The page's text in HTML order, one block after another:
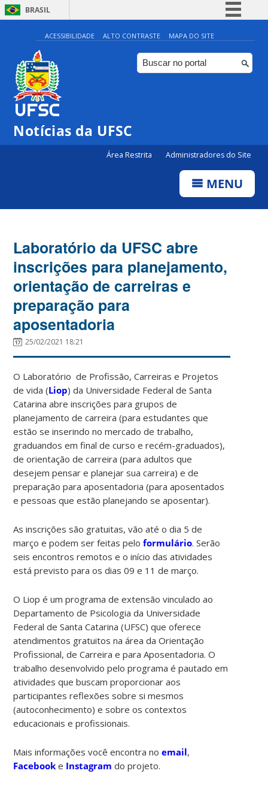
BRASIL
Simplifique!
Comunica BR
Participe
ACESSIBILIDADE ALTO CONTRASTE MAPA DO SITE
Notícias da UFSC
Área Restrita Administradores do Site
MENU
Laboratório da UFSC abre
inscrições para planejamento,
orientação de carreiras e
preparação para
aposentadoria
25/02/2021 18:21
O Laboratório de Profissão, Carreiras e Projetos
de vida (Liop) da Universidade Federal de Santa
Catarina abre inscrições para grupos de
planejamento de carreira (para estudantes que
estão se inserindo no mercado de trabalho,
graduandos em final de curso e recém-graduados),
de orientação de carreira (para adultos que
desejem pensar e planejar sua carreira) e de
preparação para aposentadoria (para aposentados
e pessoas que estão planejando se aposentar).
As inscrições são gratuitas, vão até o dia 5 de
março e podem ser feitas peloformulário. Serão
seis encontros remotos e o início das atividades
está previsto para os dias 09 e 11 de março.
O Liop é um programa de extensão vinculado ao
Departamento de Psicologia da Universidade
Federal de Santa Catarina (UFSC) que oferece
atendimentos gratuitos na área da Orientação
Profissional, de Carreira e para Aposentadoria. O
trabalho desenvolvido pelo programa é pautado em
atividades que buscam proporcionar aos
participantes reflexões sobre si mesmos
(autoconhecimento) e sobre os contextos
educacionais e profissionais.
Mais informações você encontra noemail,
Facebook e Instagram do projeto.